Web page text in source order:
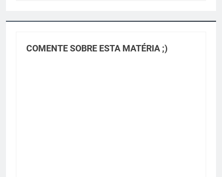
COMENTE SOBRE ESTA MATÉRIA ;)